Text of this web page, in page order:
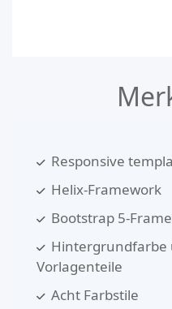
Responsive
Helix-Framework
Bootstrap 5-
Hintergrundfarbe
Vorlagenteile
Acht Farbstile